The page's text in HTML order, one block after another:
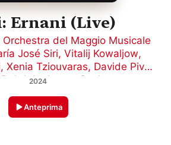
Ernani (Live)
Orchestra del Maggio Musicale
José Siri, Vitalij Kowaljow,
, Xenia Tziouvaras, Davide Piva,
Dahdah,James Conlon
2024
Anteprima